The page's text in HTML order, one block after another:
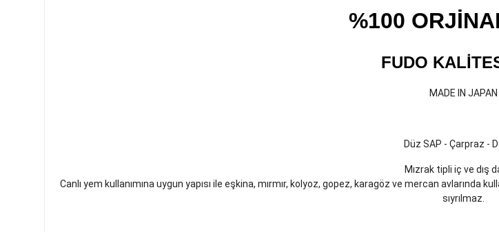
%100
FUDO
MADE IN JAPAN
Düz SAP - Çarpraz -
Mızrak tipli iç ve dış
Canlı yem kullanımına uygun yapısı ile eşkina, mırmır, kolyoz, gopez, karagöz ve mercan avlarında
sıyrılmaz.